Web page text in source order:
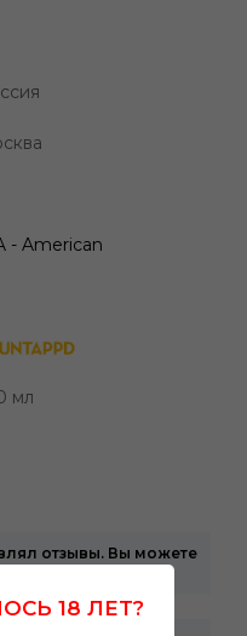
- American
мл
отзывы. Вы можете
18 ЛЕТ?